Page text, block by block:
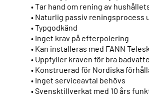
• Tar hand om rening av
• Naturlig passiv reningsprocess
• Typgodkänd
• Inget krav på efterpolering
• Kan installeras med FANN
• Uppfyller kraven för bra
• Konstruerad för Nordiska
• Inget serviceavtal behövs
• Svensktillverkat med 10 års